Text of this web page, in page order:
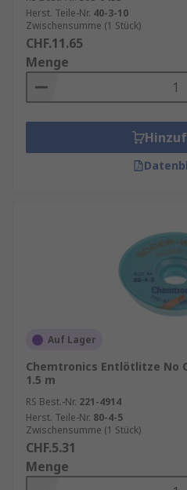
Herst. Teile-Nr. 40-3-10
Zwischensumme (1 Stück)
CHF.11.65
Menge
Auf Lager
Chemtronics Entlötlitze No
1.5 m
RS Best.-Nr. 221-4914
Herst. Teile-Nr. 80-4-5
Zwischensumme (1 Stück)
CHF.5.31
Menge